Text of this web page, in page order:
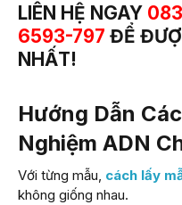
LIÊN HỆ NGAY
6593-797 ĐỂ
NHẤT!
Hướng Dẫn
Nghiệm ADN
Với từng mẫu, cách lấy
không giống nhau.